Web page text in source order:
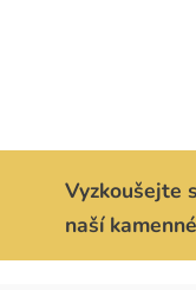
Vyzkoušejte
naší